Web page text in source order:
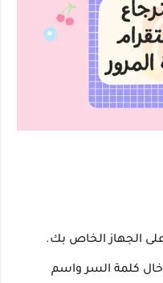
الجهاز الخاص بك.
كلمة السر واسم